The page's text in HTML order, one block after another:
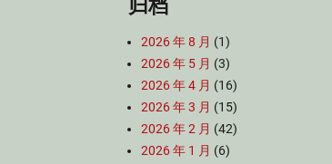
2026 年 8 月 (1)
2026 年 5 月 (3)
2026 年 4 月 (16)
2026 年 3 月 (15)
2026 年 2 月 (42)
2026 年 1 月 (6)